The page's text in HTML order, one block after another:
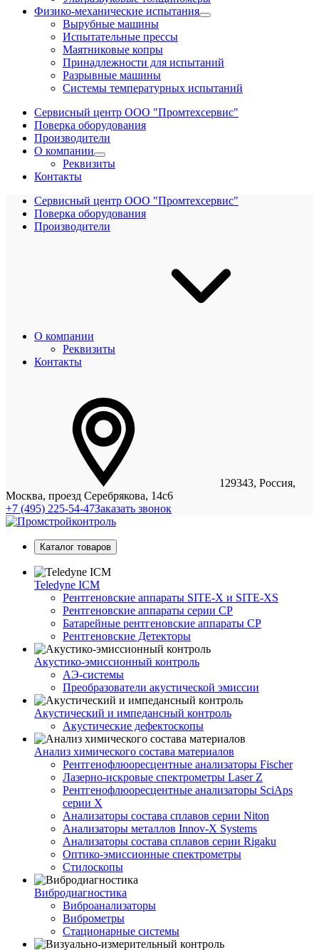
Физико-механические испытания
Вырубные машины
Испытательные прессы
Маятниковые копры
Принадлежности для испытаний
Разрывные машины
Системы температурных испытаний
Сервисный центр ООО "Промтехсервис"
Поверка оборудования
Производители
О компании
Реквизиты
Контакты
Сервисный центр ООО "Промтехсервис"
Поверка оборудования
Производители
О компании
Реквизиты
Контакты
129343, Россия,
Москва, проезд Серебрякова, 14с6
+7 (495) 225-54-47Заказать звонок
Каталог товаров
Teledyne ICM
Рентгеновские аппараты SITE-X и SITE-XS
Рентгеновские аппараты серии CP
Батарейные рентгеновские аппараты CP
Рентгеновские Детекторы
Акустико-эмисcионный контроль
АЭ-системы
Преобразователи акустической эмиссии
Акустический и импедансный контроль
Акустические дефектоскопы
Анализ химического состава материалов
Рентгенофлюоресцентные анализаторы Fischer
Лазерно-искровые спектрометры Laser Z
Рентгенофлюоресцентные анализаторы SciAps
серии Х
Анализаторы состава сплавов серии Niton
Анализаторы металлов Innov-X Systems
Анализаторы состава сплавов серии Rigaku
Оптико-эмиссионные спектрометры
Стилоскопы
Вибродиагностика
Виброанализаторы
Виброметры
Стационарные системы